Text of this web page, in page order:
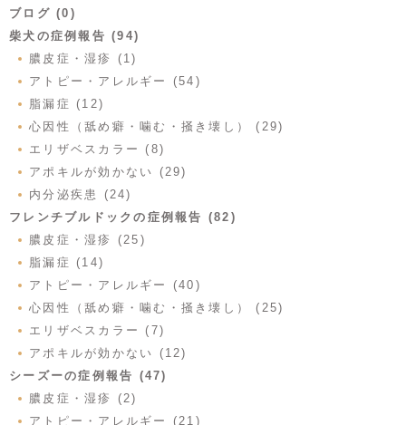
ブログ (0)
柴犬の症例報告 (94)
膿皮症・湿疹 (1)
アトピー・アレルギー (54)
脂漏症 (12)
心因性（舐め癖・噛む・掻き壊し） (29)
エリザベスカラー (8)
アポキルが効かない (29)
内分泌疾患 (24)
フレンチブルドックの症例報告 (82)
膿皮症・湿疹 (25)
脂漏症 (14)
アトピー・アレルギー (40)
心因性（舐め癖・噛む・掻き壊し） (25)
エリザベスカラー (7)
アポキルが効かない (12)
シーズーの症例報告 (47)
膿皮症・湿疹 (2)
アトピー・アレルギー (21)